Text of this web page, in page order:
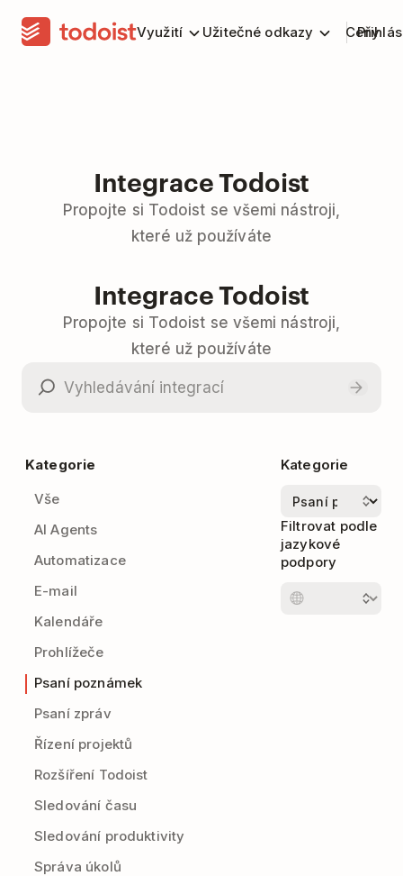
Využití Užitečné odkazy Ceny
Integrace Todoist
Propojte si Todoist se všemi nástroji,
které už používáte
Integrace Todoist
Propojte si Todoist se všemi nástroji,
které už používáte
Kategorie
Vše
AI Agents
Automatizace
E-mail
Kalendáře
Prohlížeče
Psaní poznámek
Psaní zpráv
Řízení projektů
Rozšíření Todoist
Sledování času
Sledování produktivity
Správa úkolů
Kategorie
Filtrovat podle
jazykové
podpory